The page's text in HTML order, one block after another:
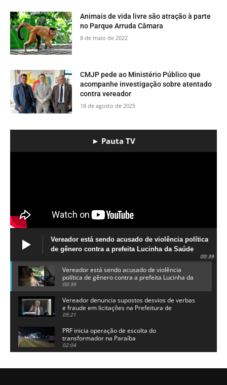
​Animais de vida livre são atração à parte
no Parque Arruda Câmara
8 de maio de 2022
CMJP pede ao Ministério Público que
acompanhe investigação sobre atentado
contra vereador
18 de agosto de 2025
► Pauta TV
Vereador está sendo acusado de violência política
de gênero contra a prefeita Lucinha da Saúde
00:39
Vereador está sendo acusado de violência
política de gênero contra a prefeita Lucinha da
Saúde
00:39
Vereador denuncia supostos desvios de verbas
e fraude em licitações na Prefeitura de
Alhandra
09:21
PRF inicia operação de escolta do
transformador na Paraíba
02:04
candidatura a governador da Paraíba